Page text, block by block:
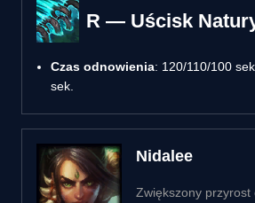
R — Uścisk
Czas odnowienia: 120/110/100
sek.
Nidalee
Zwiększony przyrost